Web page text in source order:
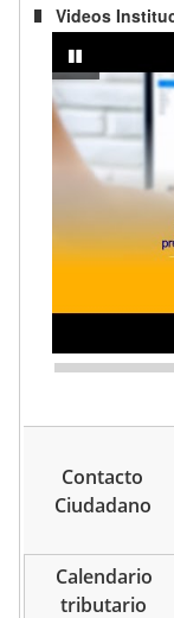
Videos
pausar
Contacto
Ciudadano
Calendario
tributario